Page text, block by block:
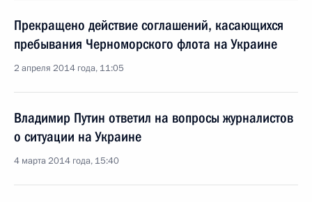
Прекращено действие соглашений, касающихся
пребывания Черноморского флота на Украине
2 апреля 2014 года, 11:05
Владимир Путин ответил на вопросы журналистов
о ситуации на Украине
4 марта 2014 года, 15:40